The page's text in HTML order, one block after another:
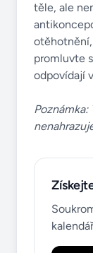
těle, ale
promluvte
odpovídají
Poznámka: